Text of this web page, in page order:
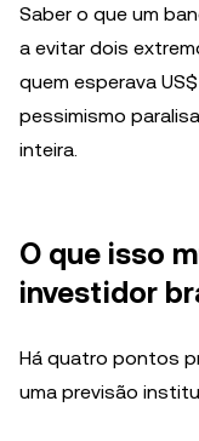
Saber o que um
a evitar dois
quem esperava
pessimismo
inteira.
O que isso
investidor
Há quatro pontos
uma previsão